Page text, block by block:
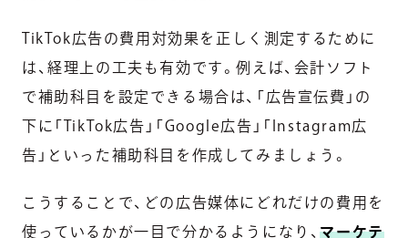
TikTok広告の費用対効果を正しく測定するために
は、経理上の工夫も有効です。例えば、会計ソフト
で補助科目を設定できる場合は、「広告宣伝費」の
下に「TikTok広告」「Google広告」「Instagram広
告」といった補助科目を作成してみましょう。
こうすることで、どの広告媒体にどれだけの費用を
使っているかが一目で分かるようになり、マーケテ